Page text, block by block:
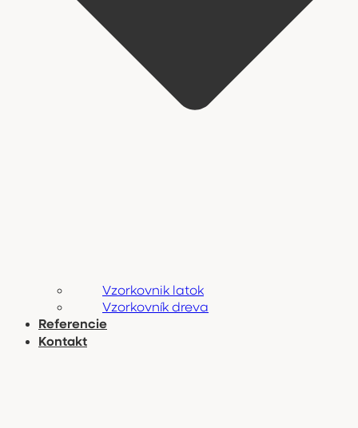
Vzorkovnik latok
Vzorkovník dreva
Referencie
Kontakt